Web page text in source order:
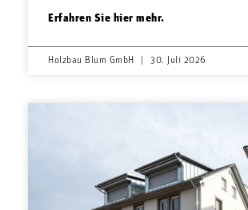
Erfahren Sie hier mehr.
Holzbau Blum GmbH 30. Juli 2026